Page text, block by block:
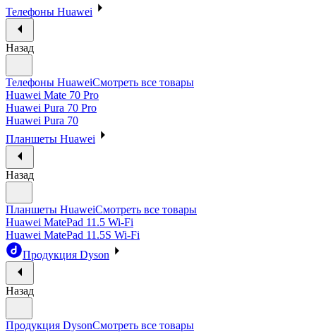
Телефоны Huawei
Назад
Телефоны HuaweiСмотреть все товары
Huawei Mate 70 Pro
Huawei Pura 70 Pro
Huawei Pura 70
Планшеты Huawei
Назад
Планшеты HuaweiСмотреть все товары
Huawei MatePad 11.5 Wi-Fi
Huawei MatePad 11.5S Wi-Fi
Продукция Dyson
Назад
Продукция DysonСмотреть все товары